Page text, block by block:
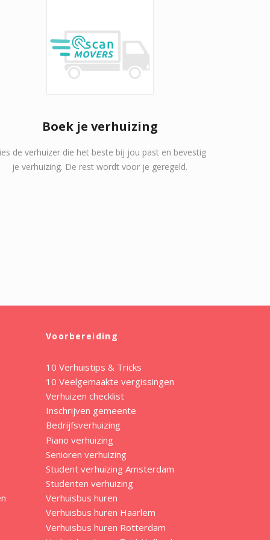
Boek je verhuizing
de verhuizer die het beste bij jou past en bevestig
je verhuizing. De rest wordt voor je geregeld.
Voorbereiding
10 Verhuistips & Tricks
10 Veelgemaakte vergissingen
Verhuizen checklist
Inschrijven gemeente
Bedrijfsverhuizing
Piano verhuizing
Senioren verhuizing
Student verhuizing Amsterdam
Studenten verhuizing
Verhuisbus huren
Verhuisbus huren Haarlem
Verhuisbus huren Rotterdam